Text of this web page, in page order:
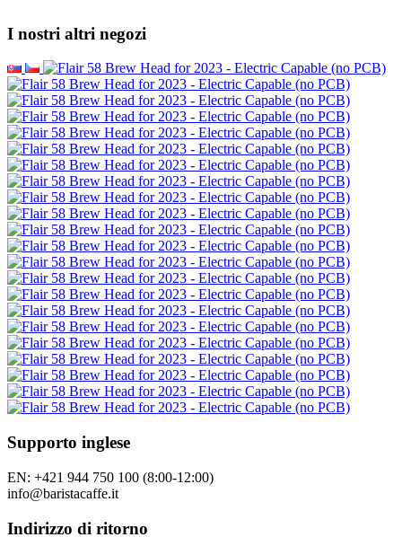
I nostri altri negozi
Supporto inglese
EN: +421 944 750 100 (8:00-12:00)
info@baristacaffe.it
Indirizzo di ritorno